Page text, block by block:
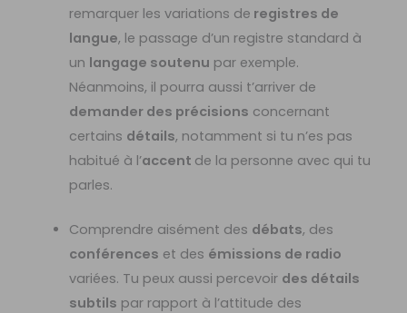
remarquer les variations de registres de
langue, le passage d’un registre standard à
un langage soutenu par exemple.
Néanmoins, il pourra aussi t’arriver de
demander des précisions concernant
certains détails, notamment si tu n’es pas
habitué à l’accent de la personne avec qui tu
parles.
Comprendre aisément des débats, des
conférences et des émissions de radio
variées. Tu peux aussi percevoir des détails
subtils par rapport à l’attitude des